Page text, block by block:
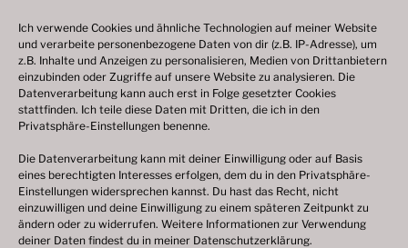
Ich verwende Cookies und ähnliche Technologien auf meiner Website
und verarbeite personenbezogene Daten von dir (z.B. IP-Adresse), um
z.B. Inhalte und Anzeigen zu personalisieren, Medien von Drittanbietern
einzubinden oder Zugriffe auf unsere Website zu analysieren. Die
Datenverarbeitung kann auch erst in Folge gesetzter Cookies
stattfinden. Ich teile diese Daten mit Dritten, die ich in den
Privatsphäre-Einstellungen benenne.
Die Datenverarbeitung kann mit deiner Einwilligung oder auf Basis
eines berechtigten Interesses erfolgen, dem du in den Privatsphäre-
Einstellungen widersprechen kannst. Du hast das Recht, nicht
einzuwilligen und deine Einwilligung zu einem späteren Zeitpunkt zu
ändern oder zu widerrufen. Weitere Informationen zur Verwendung
deiner Daten findest du in meiner Datenschutzerklärung.
o
b
e
n
r
e
h
o
b
e
n
28
r
v
o
r
g
e
h
o
e
n
200 Jahre Herbstvolksfest, Nürnberg
SEP.
5
H
r
v
o
r
e
h
o
e
n
5. September 2026-7. September 2026
Vredener Kirmes, Vreden
SEP.
11
H
e
v
o
r
g
e
h
o
11. September 2026- 15. September 2026
Mariä-Geburts-Markt, Telgte
Kalender anzeigen
ARCHIV